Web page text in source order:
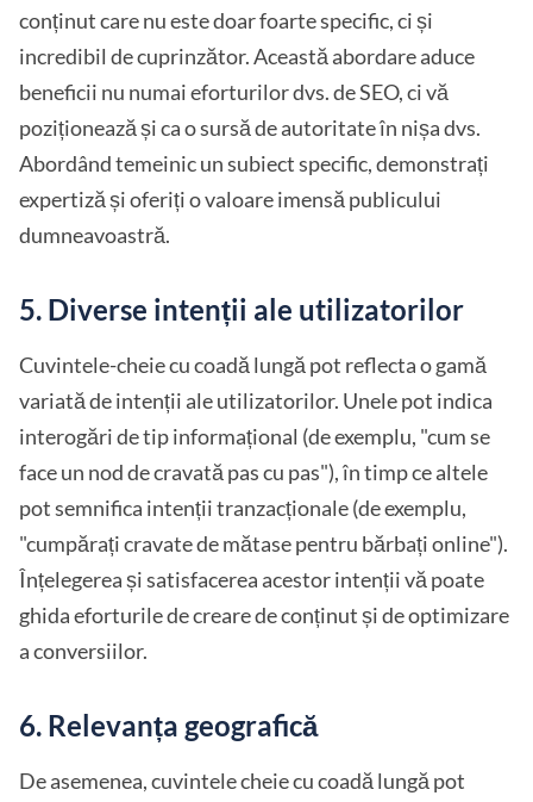
conținut care nu este doar foarte specific, ci și
incredibil de cuprinzător. Această abordare aduce
beneficii nu numai eforturilor dvs. de SEO, ci vă
poziționează și ca o sursă de autoritate în nișa dvs.
Abordând temeinic un subiect specific, demonstrați
expertiză și oferiți o valoare imensă publicului
dumneavoastră.
5. Diverse intenții ale utilizatorilor
Cuvintele-cheie cu coadă lungă pot reflecta o gamă
variată de intenții ale utilizatorilor. Unele pot indica
interogări de tip informațional (de exemplu, "cum se
face un nod de cravată pas cu pas"), în timp ce altele
pot semnifica intenții tranzacționale (de exemplu,
"cumpărați cravate de mătase pentru bărbați online").
Înțelegerea și satisfacerea acestor intenții vă poate
ghida eforturile de creare de conținut și de optimizare
a conversiilor.
6. Relevanța geografică
De asemenea, cuvintele cheie cu coadă lungă pot